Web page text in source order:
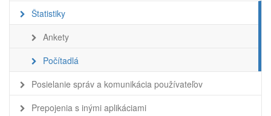
Štatistiky
Ankety
Počítadlá
Posielanie správ a komunikácia používateľov
Prepojenia s inými aplikáciami